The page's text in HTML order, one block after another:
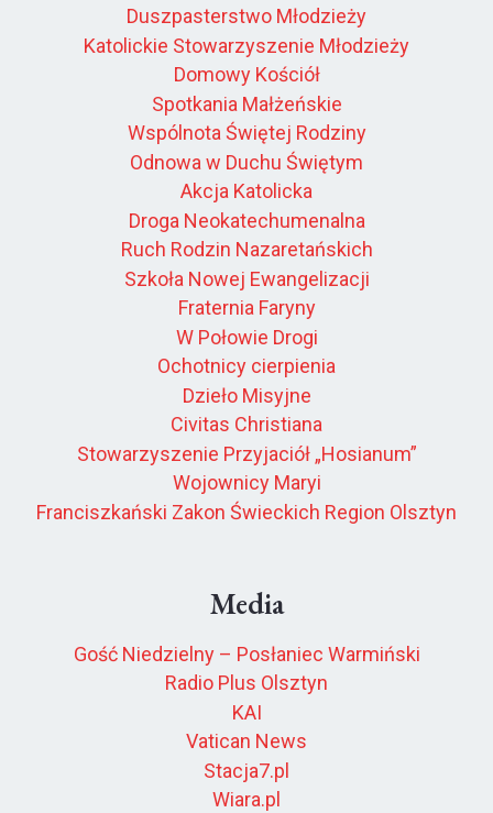
Duszpasterstwo Młodzieży
Katolickie Stowarzyszenie Młodzieży
Domowy Kościół
Spotkania Małżeńskie
Wspólnota Świętej Rodziny
Odnowa w Duchu Świętym
Akcja Katolicka
Droga Neokatechumenalna
Ruch Rodzin Nazaretańskich
Szkoła Nowej Ewangelizacji
Fraternia Faryny
W Połowie Drogi
Ochotnicy cierpienia
Dzieło Misyjne
Civitas Christiana
Stowarzyszenie Przyjaciół „Hosianum”
Wojownicy Maryi
Franciszkański Zakon Świeckich Region Olsztyn
Media
Gość Niedzielny – Posłaniec Warmiński
Radio Plus Olsztyn
KAI
Vatican News
Stacja7.pl
Wiara.pl